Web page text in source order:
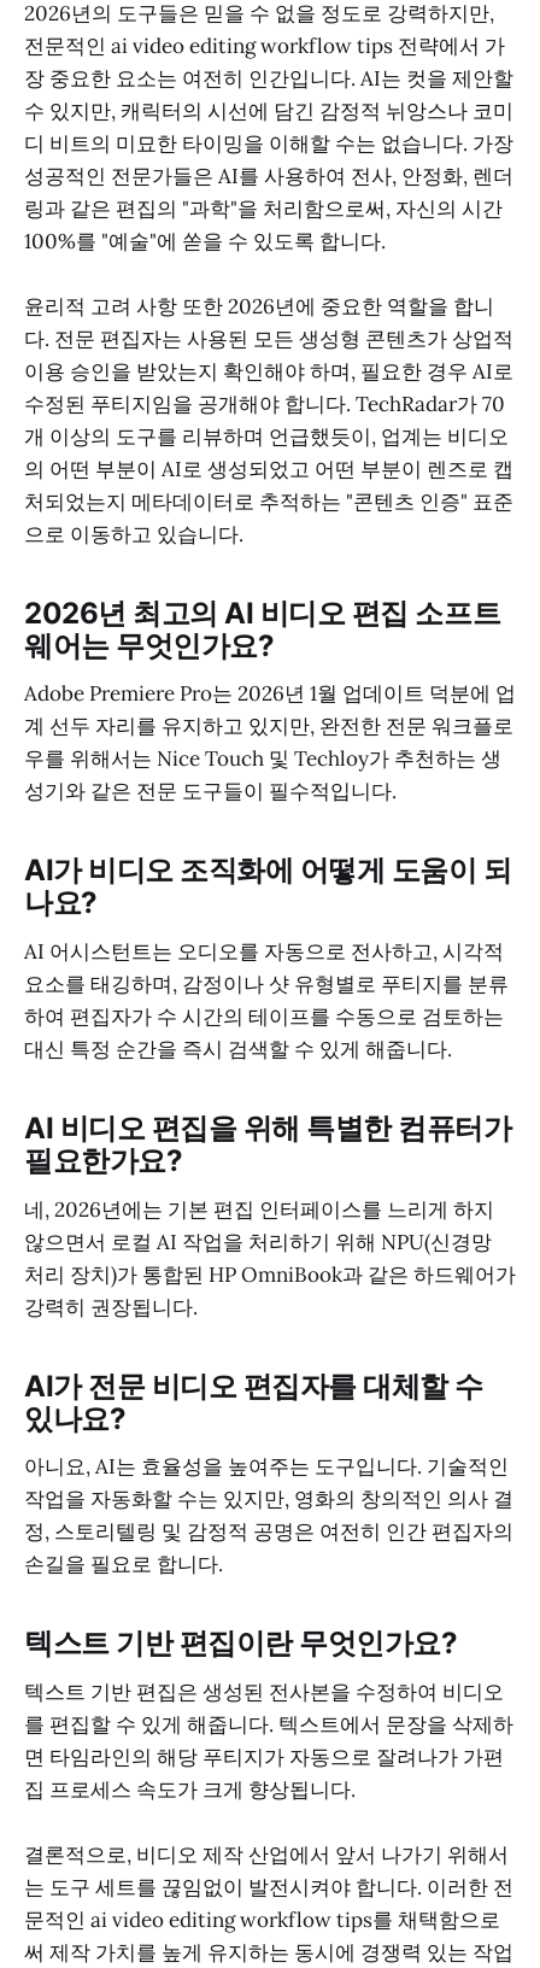
2026년의 도구들은 믿을 수 없을 정도로 강력하지만,
전문적인 ai video editing workflow tips 전략에서 가
장 중요한 요소는 여전히 인간입니다. AI는 컷을 제안할
수 있지만, 캐릭터의 시선에 담긴 감정적 뉘앙스나 코미
디 비트의 미묘한 타이밍을 이해할 수는 없습니다. 가장
성공적인 전문가들은 AI를 사용하여 전사, 안정화, 렌더
링과 같은 편집의 "과학"을 처리함으로써, 자신의 시간
100%를 "예술"에 쏟을 수 있도록 합니다.
윤리적 고려 사항 또한 2026년에 중요한 역할을 합니
다. 전문 편집자는 사용된 모든 생성형 콘텐츠가 상업적
이용 승인을 받았는지 확인해야 하며, 필요한 경우 AI로
수정된 푸티지임을 공개해야 합니다. TechRadar가 70
개 이상의 도구를 리뷰하며 언급했듯이, 업계는 비디오
의 어떤 부분이 AI로 생성되었고 어떤 부분이 렌즈로 캡
처되었는지 메타데이터로 추적하는 "콘텐츠 인증" 표준
으로 이동하고 있습니다.
2026년 최고의 AI 비디오 편집 소프트
웨어는 무엇인가요?
Adobe Premiere Pro는 2026년 1월 업데이트 덕분에 업
계 선두 자리를 유지하고 있지만, 완전한 전문 워크플로
우를 위해서는 Nice Touch 및 Techloy가 추천하는 생
성기와 같은 전문 도구들이 필수적입니다.
AI가 비디오 조직화에 어떻게 도움이 되
나요?
AI 어시스턴트는 오디오를 자동으로 전사하고, 시각적
요소를 태깅하며, 감정이나 샷 유형별로 푸티지를 분류
하여 편집자가 수 시간의 테이프를 수동으로 검토하는
대신 특정 순간을 즉시 검색할 수 있게 해줍니다.
AI 비디오 편집을 위해 특별한 컴퓨터가
필요한가요?
네, 2026년에는 기본 편집 인터페이스를 느리게 하지
않으면서 로컬 AI 작업을 처리하기 위해 NPU(신경망
처리 장치)가 통합된 HP OmniBook과 같은 하드웨어가
강력히 권장됩니다.
AI가 전문 비디오 편집자를 대체할 수
있나요?
아니요, AI는 효율성을 높여주는 도구입니다. 기술적인
작업을 자동화할 수는 있지만, 영화의 창의적인 의사 결
정, 스토리텔링 및 감정적 공명은 여전히 인간 편집자의
손길을 필요로 합니다.
텍스트 기반 편집이란 무엇인가요?
텍스트 기반 편집은 생성된 전사본을 수정하여 비디오
를 편집할 수 있게 해줍니다. 텍스트에서 문장을 삭제하
면 타임라인의 해당 푸티지가 자동으로 잘려나가 가편
집 프로세스 속도가 크게 향상됩니다.
결론적으로, 비디오 제작 산업에서 앞서 나가기 위해서
는 도구 세트를 끊임없이 발전시켜야 합니다. 이러한 전
문적인 ai video editing workflow tips를 채택함으로
써 제작 가치를 높게 유지하는 동시에 경쟁력 있는 작업